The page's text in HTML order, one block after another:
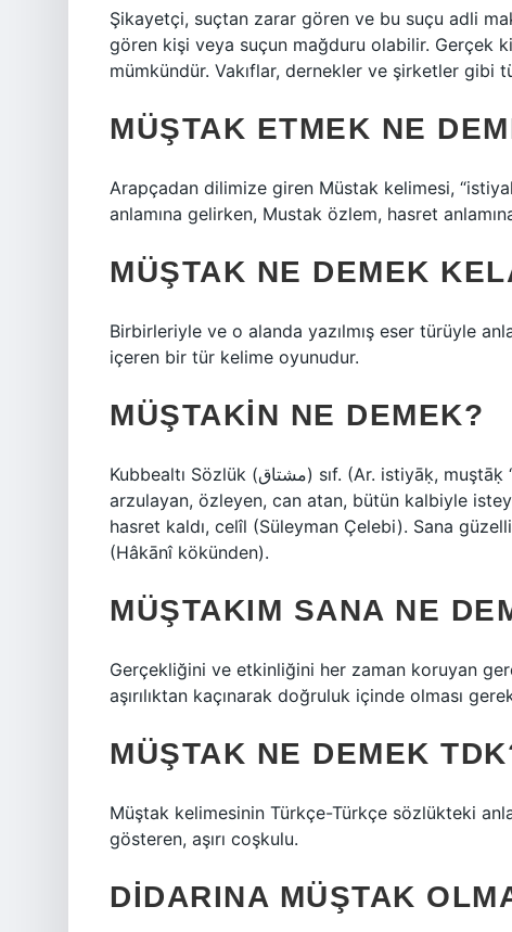
Şikayetçi, suçtan zarar gören ve bu suçu adli
gören kişi veya suçun mağduru olabilir. Gerçek
mümkündür. Vakıflar, dernekler ve şirketler gibi
MÜŞTAK ETMEK NE
Arapçadan dilimize giren Müstak kelimesi,
anlamına gelirken, Mustak özlem, hasret
MÜŞTAK NE DEMEK
Birbirleriyle ve o alanda yazılmış eser türüyle
içeren bir tür kelime oyunudur.
MÜŞTAKIN NE DEMEK?
Kubbealtı Sözlük (ﻣﺸﺘﺎﻕ) sıf. (Ar. istiyāḳ, muştāḳ “arzulamak, özlem duymak” kökünden) Şiddetle
arzulayan, özleyen, can atan, bütün kalbiyle
hasret kaldı, celîl (Süleyman Çelebi). Sana
(Hâkānî kökünden).
MÜŞTAKIM SANA NE
Gerçekliğini ve etkinliğini her zaman koruyan
aşırılıktan kaçınarak doğruluk içinde olması
MÜŞTAK NE DEMEK
Müştak kelimesinin Türkçe-Türkçe sözlükteki
gösteren, aşırı coşkulu.
DIDARINA MÜŞTAK